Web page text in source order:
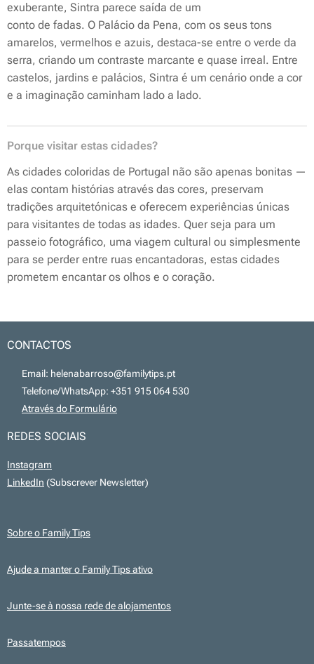
exuberante, Sintra parece saída de um
conto de fadas. O Palácio da Pena, com os seus tons
amarelos, vermelhos e azuis, destaca-se entre o verde da
serra, criando um contraste marcante e quase irreal. Entre
castelos, jardins e palácios, Sintra é um cenário onde a cor
e a imaginação caminham lado a lado.
Porque visitar estas cidades?
As cidades coloridas de Portugal não são apenas bonitas —
elas contam histórias através das cores, preservam
tradições arquitetónicas e oferecem experiências únicas
para visitantes de todas as idades. Quer seja para um
passeio fotográfico, uma viagem cultural ou simplesmente
para se perder entre ruas encantadoras, estas cidades
prometem encantar os olhos e o coração.
CONTACTOS
📧 Email: helenabarroso@familytips.pt
📞 Telefone/WhatsApp: +351 915 064 530
Através do Formulário
REDES SOCIAIS
Instagram
LinkedIn (Subscrever Newsletter)
Sobre o Family Tips
Ajude a manter o Family Tips ativo
Junte-se à nossa rede de alojamentos
Passatempos